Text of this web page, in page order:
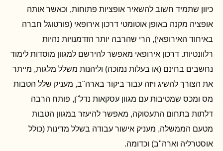
כיוון שתמיד חשוב להשאיר אופציות פתוחות, וכאשר אותה
אופציה מקנה באופן אוטומטי דרכון אירופאי (פורטוגל חברה
באיחוד האירופאי), הרי שהרבה יותר הזדמנויות נהיות
רלוונטיות. דרכון אירופאי מאפשר להירשם למגוון מוסדות לימוד
נחשבים בחינם (או בעלות נמוכה) וליהנות משלל מלגות, מייתר
את הצורך להשיג ויזה עבור ביקור בארה"ב, מעניק שלל הטבות
מס ומכס שמטיבות עם מגוון עסקאות נדל"ן, פותח הרבה
דלתות בתחום התעסוקה, מאפשר להיעזר במגוון הטבות
מטעם הממשלה, מעניק אישור עבודה בשלל מדינות (כולל
אוסטרליה וארה"ב) וכדומה.